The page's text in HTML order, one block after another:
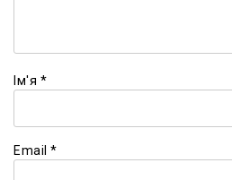
Ім'я *
Email *